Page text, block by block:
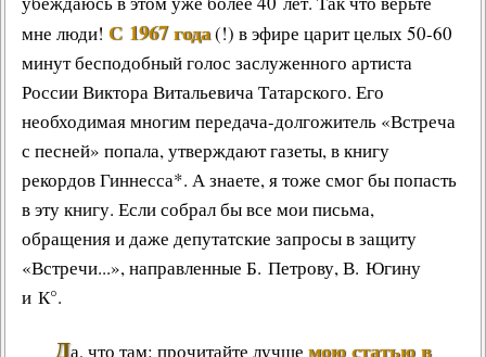
мне люди! С 1967 года(!) в эфире царит целых 50-60
минут бесподобный голос заслуженного артиста
России Виктора Витальевича Татарского. Его
необходимая многимпередача-долгожитель «Встреча
с песней» попала, утверждают газеты, вкнигу
рекордов Гиннесса*. А знаете, я тоже смог бы попасть
в эту книгу. Если собрал бы все мои письма,
обращения и даже депутатские запросы в защиту
«Встречи...», направленные Б. Петрову, В. Югину
и К°.
Да, что там: прочитайте лучше мою статью в